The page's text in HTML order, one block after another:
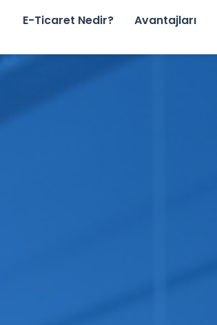
E-Ticaret Nedir? Avantajları